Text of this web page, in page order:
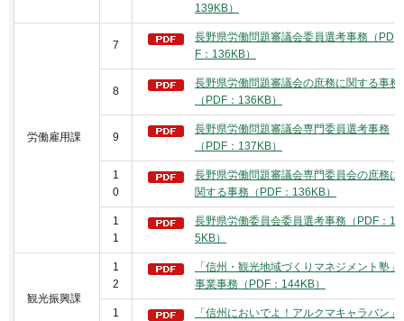
139KB）
労働雇用課
7
長野県労働問題審議会委員選考事務（PD
F：136KB）
8
長野県労働問題審議会の庶務に関する事務
（PDF：136KB）
9
長野県労働問題審議会専門委員選考事務
（PDF：137KB）
1
0
長野県労働問題審議会専門委員会の庶務に
関する事務（PDF：136KB）
1
1
長野県労働委員会委員選考事務（PDF：13
5KB）
観光振興課
1
2
「信州・観光地域づくりマネジメント塾」
事業事務（PDF：144KB）
1
「信州においでよ！アルクマキャラバン」